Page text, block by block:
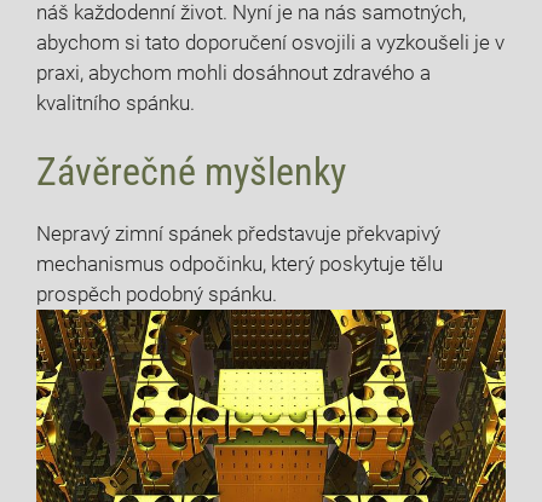
náš každodenní život. Nyní je na nás samotných,
abychom si tato doporučení osvojili a vyzkoušeli je v
praxi, abychom mohli dosáhnout zdravého a
kvalitního spánku.
Závěrečné myšlenky
Nepravý zimní spánek představuje překvapivý
mechanismus odpočinku, který poskytuje tělu
prospěch podobný spánku.